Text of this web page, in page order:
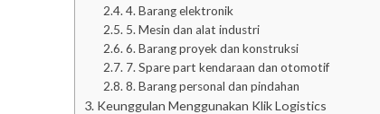
4. Barang elektronik
5. Mesin dan alat industri
6. Barang proyek dan konstruksi
7. Spare part kendaraan dan otomotif
8. Barang personal dan pindahan
Keunggulan Menggunakan Klik Logistics